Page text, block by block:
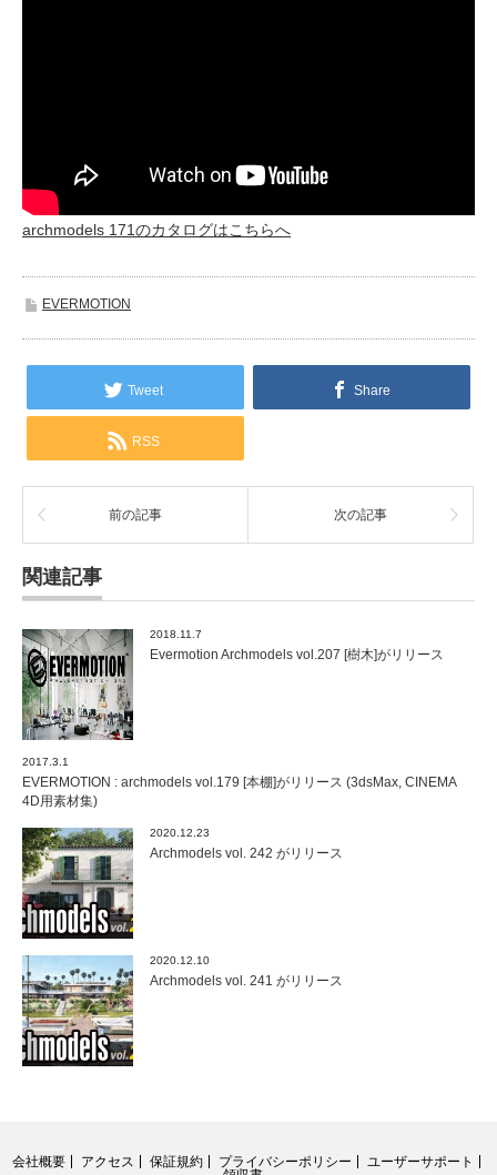
archmodels 171のカタログはこちらへ
EVERMOTION
Tweet Share
RSS
前の記事 次の記事
関連記事
2018.11.7
Evermotion Archmodels vol.207 [樹木]がリリース
2017.3.1
EVERMOTION : archmodels vol.179 [本棚]がリリース (3dsMax, CINEMA
4D用素材集)
2020.12.23
Archmodels vol. 242 がリリース
2020.12.10
Archmodels vol. 241 がリリース
会社概要 アクセス 保証規約 プライバシーポリシー
ユーザーサポート